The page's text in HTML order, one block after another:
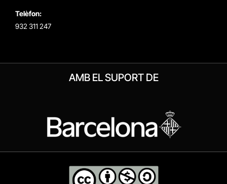
Telèfon:
932 311 247
AMB EL SUPORT DE